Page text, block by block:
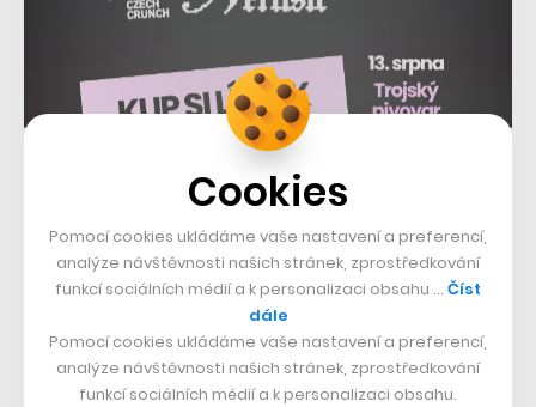
Investice by měla sloužit na zmíněnou globální expanzi
a také rozšíření sortimentu. Goop aktuálně se svým e-
commerce byznysem operuje pouze na trzích Spojených
států a Kanady, nicméně ke konci roku by se měl dostat
Foto:Fortune Conferences(Flickr)
Cookies
Pomocí cookies ukládáme vaše nastavení a preferencí,
analýze návštěvnosti našich stránek, zprostředkování
funkcí sociálních médií a k personalizaci obsahu … Číst
dále
Pomocí cookies ukládáme vaše nastavení a preferencí,
analýze návštěvnosti našich stránek, zprostředkování
funkcí sociálních médií a k personalizaci obsahu.